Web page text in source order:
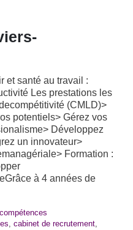
et santé au travail :
Les prestations les
(CMLD)>
potentiels> Gérez vos
Développez
un innovateur>
Formation :
à 4 années de
, cabinet de recrutement,